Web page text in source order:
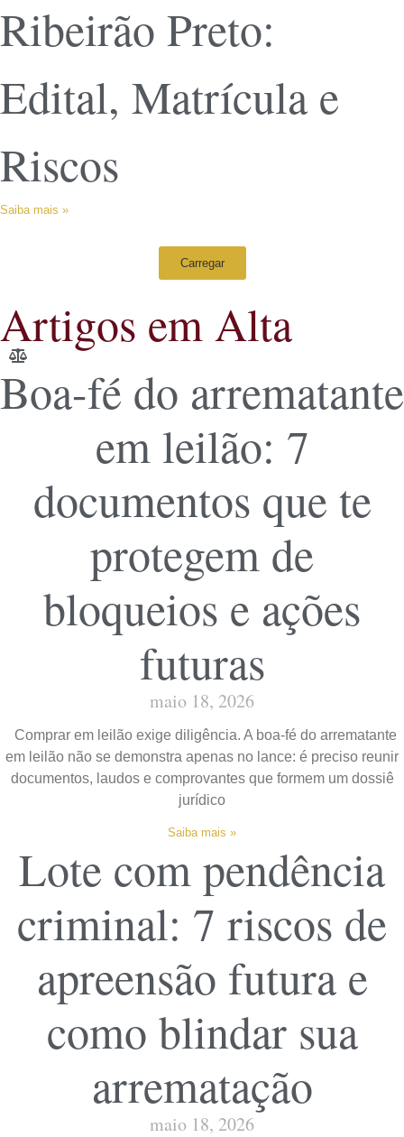
Ribeirão Preto:
Edital, Matrícula e
Riscos
Saiba mais »
Carregar
Artigos em Alta
Boa-fé do arrematante
em leilão: 7
documentos que te
protegem de
bloqueios e ações
futuras
maio 18, 2026
Comprar em leilão exige diligência. A boa-fé do arrematante
em leilão não se demonstra apenas no lance: é preciso reunir
documentos, laudos e comprovantes que formem um dossiê
jurídico
Saiba mais »
Lote com pendência
criminal: 7 riscos de
apreensão futura e
como blindar sua
arrematação
maio 18, 2026